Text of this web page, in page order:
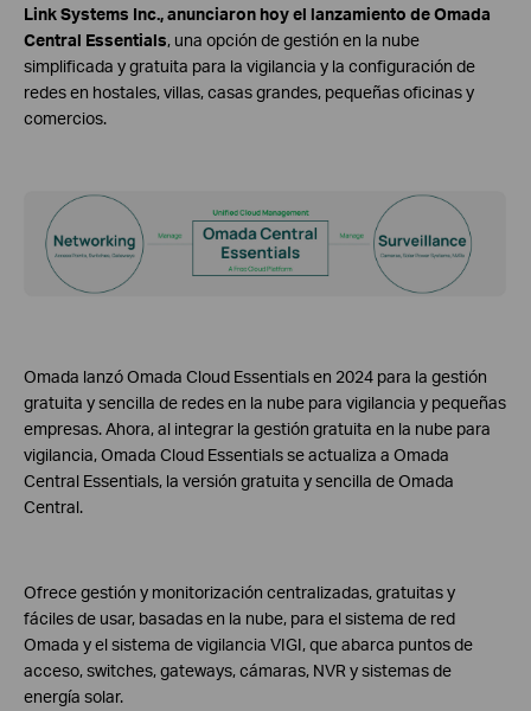
Link Systems Inc., anunciaron hoy el lanzamiento de Omada
Central Essentials, una opción de gestión en la nube
simplificada y gratuita para la vigilancia y la configuración de
redes en hostales, villas, casas grandes, pequeñas oficinas y
comercios.
Omada lanzó Omada Cloud Essentials en 2024 para la gestión
gratuita y sencilla de redes en la nube para vigilancia y pequeñas
empresas. Ahora, al integrar la gestión gratuita en la nube para
vigilancia, Omada Cloud Essentials se actualiza a Omada
Central Essentials, la versión gratuita y sencilla de Omada
Central.
Ofrece gestión y monitorización centralizadas, gratuitas y
fáciles de usar, basadas en la nube, para el sistema de red
Omada y el sistema de vigilancia VIGI, que abarca puntos de
acceso, switches, gateways, cámaras, NVR y sistemas de
energía solar.